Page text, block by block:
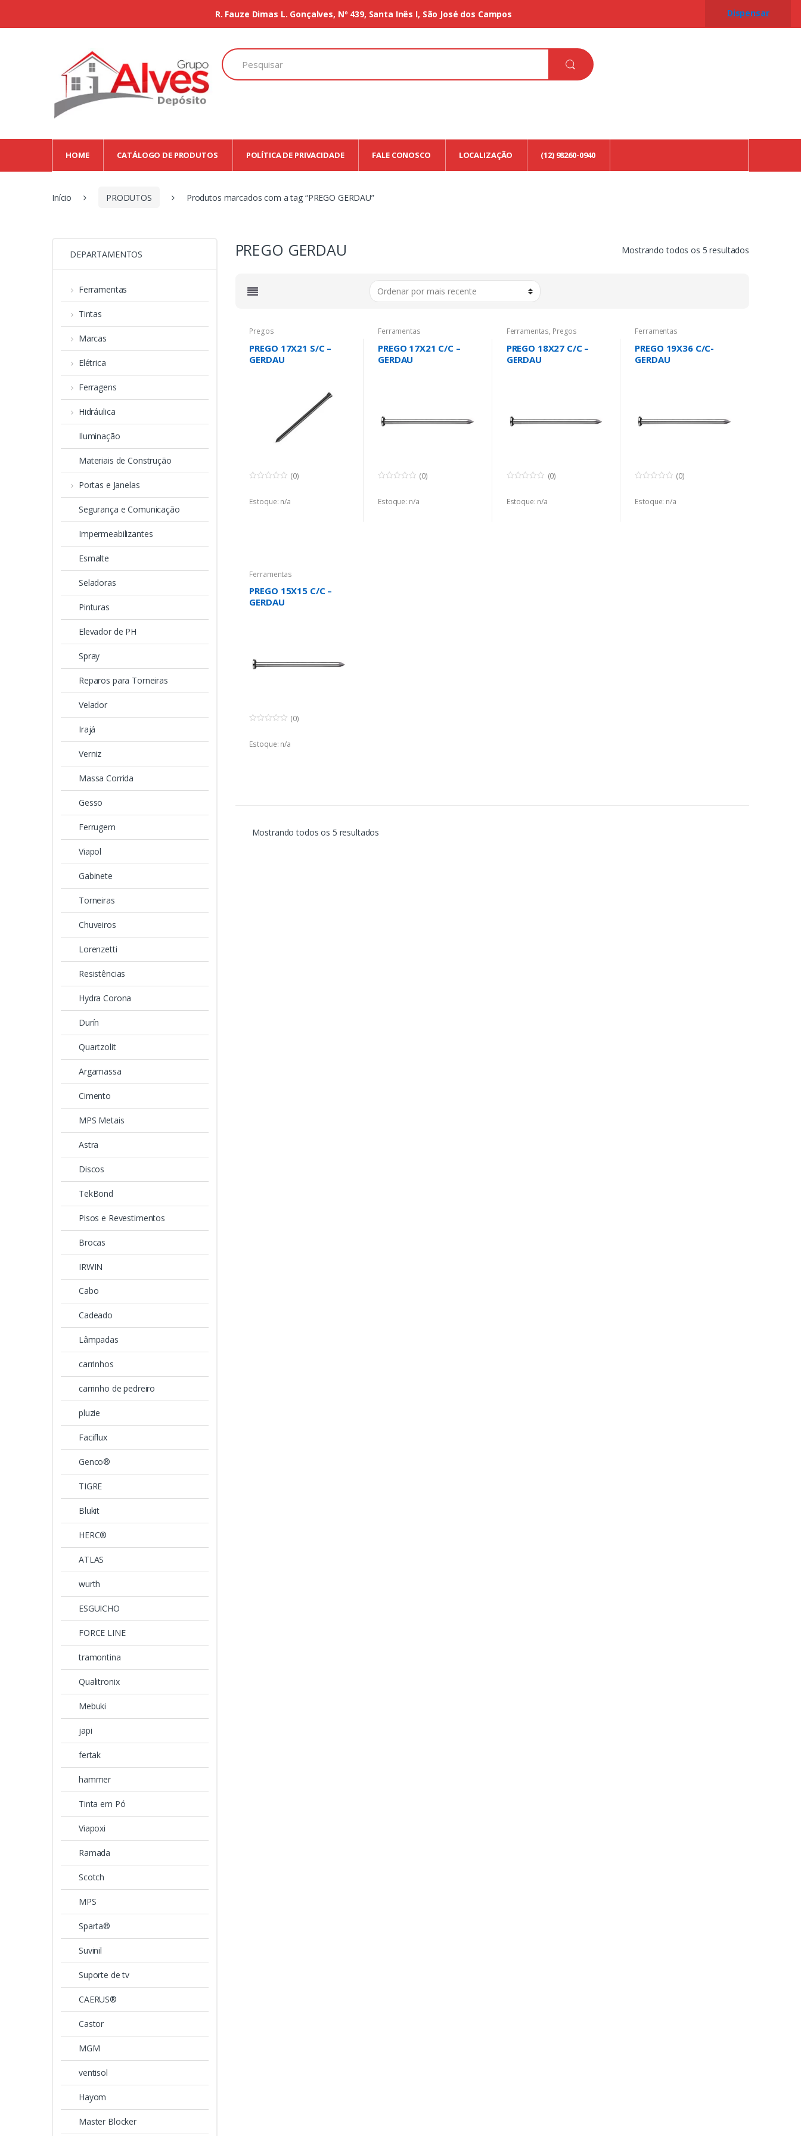
Search
for:
HOME CATÁLOGO DE PRODUTOS POLÍTICA DE PRIVACIDADE FALE CONOSCO LOCALIZAÇÃO (12) 98260-0940
Início PRODUTOS Produtos marcados com a tag “PREGO GERDAU”
PREGO GERDAU Mostrando todos os 5 resultados
Pregos
PREGO 17X21 S/C –
GERDAU
u
(0)
Estoque: n/a
Ferramentas
PREGO 17X21 C/C –
GERDAU
u
(0)
Estoque: n/a
Ferramentas, Pregos
PREGO 18X27 C/C –
GERDAU
u
(0)
Estoque: n/a
Ferramentas
PREGO 19X36 C/C-
GERDAU
u
(0)
Estoque: n/a
Ferramentas
PREGO 15X15 C/C –
GERDAU
u
(0)
Estoque: n/a
Mostrando todos os 5 resultados
DEPARTAMENTOS
Ferramentas
Tintas
Marcas
Elétrica
Ferragens
Hidráulica
Iluminação
Materiais de Construção
Portas e Janelas
Segurança e Comunicação
Impermeabilizantes
Esmalte
Seladoras
Pinturas
Elevador de PH
Spray
Reparos para Torneiras
Velador
Irajá
Verniz
Massa Corrida
Gesso
Ferrugem
Viapol
Gabinete
Torneiras
Chuveiros
Lorenzetti
Resistências
Hydra Corona
Durín
Quartzolit
Argamassa
Cimento
MPS Metais
Astra
Discos
TekBond
Pisos e Revestimentos
Brocas
IRWIN
Cabo
Cadeado
Lâmpadas
carrinhos
carrinho de pedreiro
pluzie
Faciflux
Genco®
TIGRE
Blukit
HERC®
ATLAS
wurth
ESGUICHO
FORCE LINE
tramontina
Qualitronix
Mebuki
japi
fertak
hammer
Tinta em Pó
Viapoxi
Ramada
Scotch
MPS
Sparta®
Suvinil
Suporte de tv
CAERUS®
Castor
MGM
ventisol
Hayom
Master Blocker
R. Fauze Dimas L. Gonçalves, Nº 439, Santa Inês I, São José dos Campos Dispensar